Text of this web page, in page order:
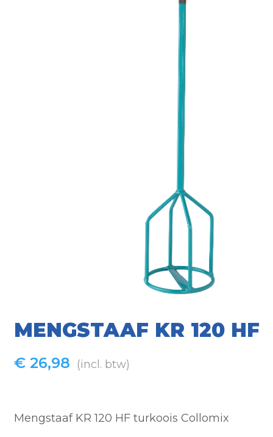
MENGSTAAF KR 120 HF
€ 26,98 (incl. btw)
Mengstaaf KR 120 HF turkoois Collomix